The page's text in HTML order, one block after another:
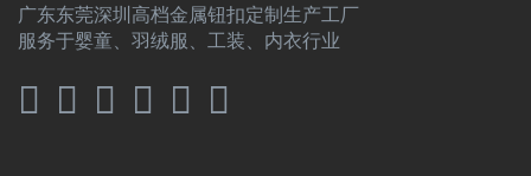
广东东莞深圳高档金属钮扣定制生产工厂
服务于婴童、羽绒服、工装、内衣行业